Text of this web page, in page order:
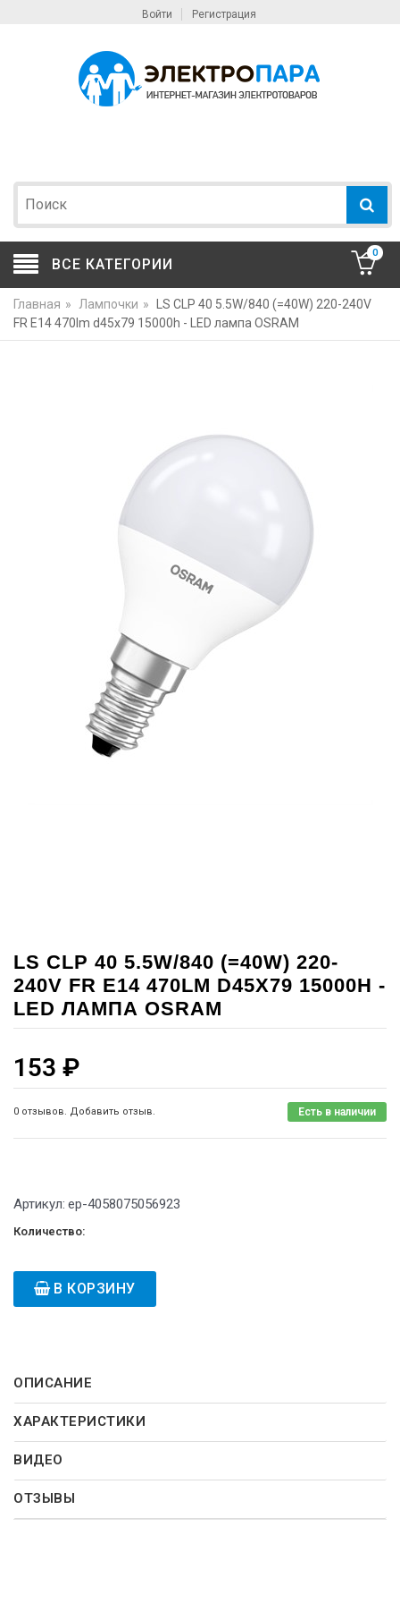
Войти Регистрация
ВСЕ КАТЕГОРИИ
0
Главная » Лампочки »
LS CLP 40 5.5W/840 (=40W) 220-240V
FR E14 470lm d45x79 15000h - LED лампа OSRAM
LS CLP 40 5.5W/840 (=40W) 220-
240V FR E14 470LM D45X79 15000H -
LED ЛАМПА OSRAM
153 ₽
0 отзывов. Добавить отзыв. Есть в наличии
Артикул: ep-4058075056923
Количество:
В КОРЗИНУ
ОПИСАНИЕ
ХАРАКТЕРИСТИКИ
ВИДЕО
ОТЗЫВЫ